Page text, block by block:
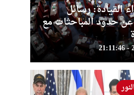
القيادة: رسائل
عن حدود المباحثات مع